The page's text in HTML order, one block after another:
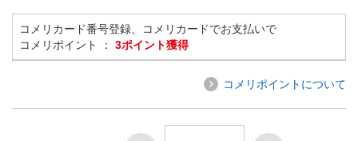
コメリカード番号登録、コメリカードでお支払いで
コメリポイント ： 3ポイント獲得
コメリポイントについて